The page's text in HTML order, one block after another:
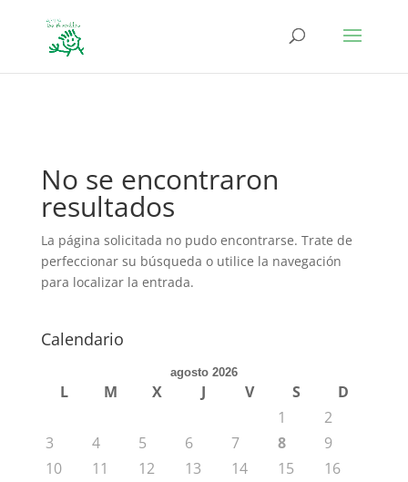
No se encontraron
resultados
La página solicitada no pudo encontrarse. Trate de
perfeccionar su búsqueda o utilice la navegación
para localizar la entrada.
Calendario
agosto 2026
L M X J V S
D
1
2
3
4 5 6 7 8
9
10
11 12 13 14 15
16